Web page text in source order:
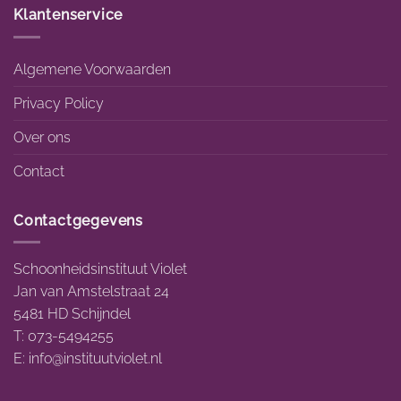
Klantenservice
Algemene Voorwaarden
Privacy Policy
Over ons
Contact
Contactgegevens
Schoonheidsinstituut Violet
Jan van Amstelstraat 24
5481 HD Schijndel
T: 073-5494255
E: info@instituutviolet.nl